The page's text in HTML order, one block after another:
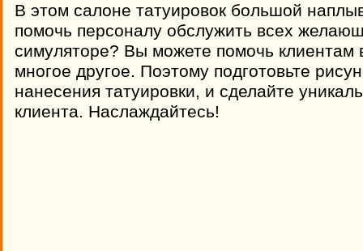
В этом салоне татуировок большой
помочь персоналу обслужить всех
симуляторе? Вы можете помочь клиентам
многое другое. Поэтому подготовьте
нанесения татуировки, и сделайте
клиента. Наслаждайтесь!